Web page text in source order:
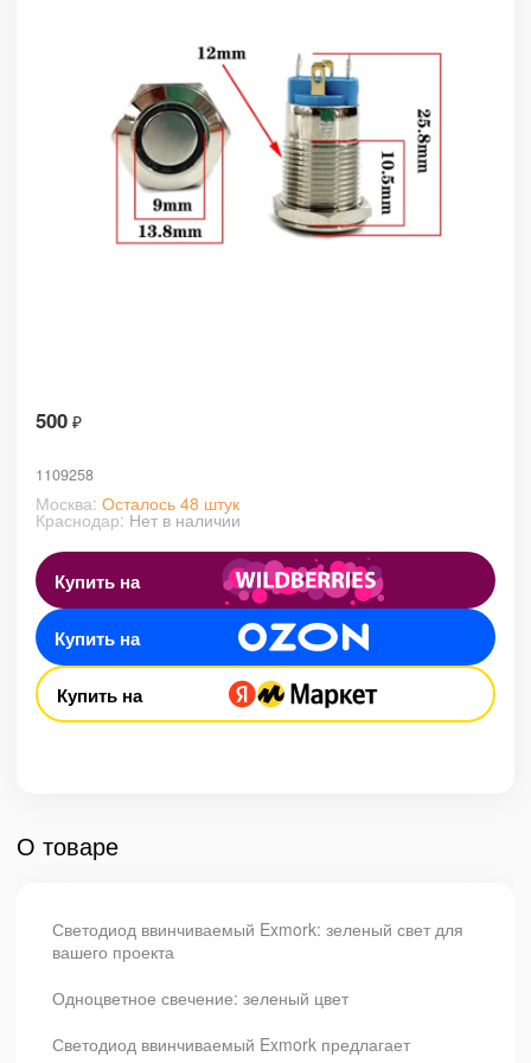
500 ₽
1109258
Москва: Осталось 48 штук
Краснодар: Нет в наличии
Купить на
Купить на
Купить на
О товаре
Светодиод ввинчиваемый Exmork: зеленый свет для
вашего проекта
Одноцветное свечение: зеленый цвет
Светодиод ввинчиваемый Exmork предлагает